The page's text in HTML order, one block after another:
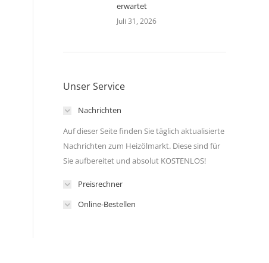
erwartet
Juli 31, 2026
Unser Service
Nachrichten
Auf dieser Seite finden Sie täglich aktualisierte
Nachrichten zum Heizölmarkt. Diese sind für
Sie aufbereitet und absolut KOSTENLOS!
Preisrechner
Online-Bestellen